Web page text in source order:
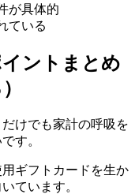
が具体的
ている
ントまとめ
けでも家計の呼吸を
す。
ギフトカードを生か
ています。